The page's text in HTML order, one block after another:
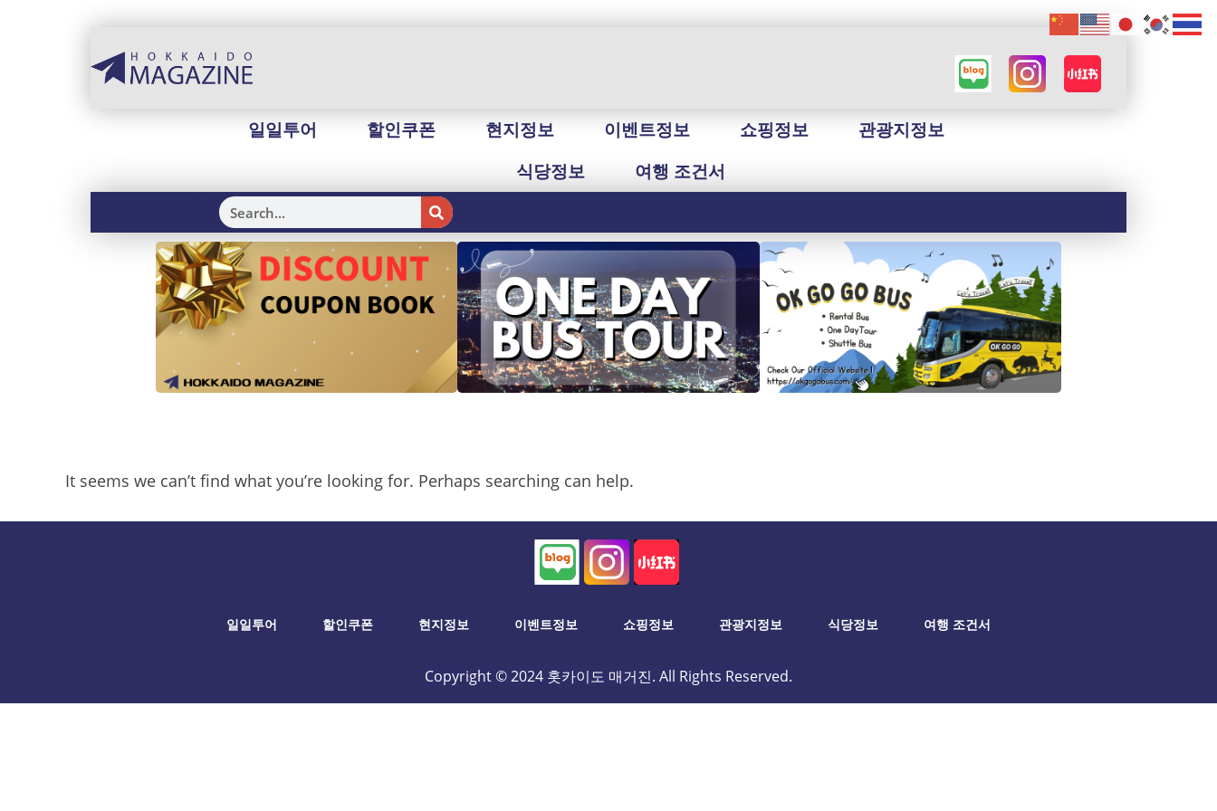
일일투어 할인쿠폰 현지정보 이벤트정보 쇼핑정보
관광지정보
식당정보
여행 조건서
It seems we can’t find what you’re looking for. Perhaps searching can help.
일일투어 할인쿠폰 현지정보 이벤트정보 쇼핑정보 관광지정보 식당정보 여행 조건서
Copyright © 2024 홋카이도 매거진. All Rights Reserved.